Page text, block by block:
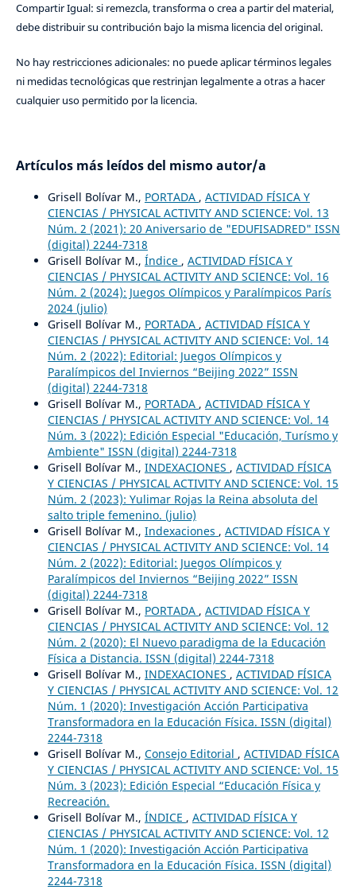
Compartir Igual: si remezcla, transforma o crea a partir del material,
debe distribuir su contribución bajo la misma licencia del original.
No hay restricciones adicionales: no puede aplicar términos legales
ni medidas tecnológicas que restrinjan legalmente a otras a hacer
cualquier uso permitido por la licencia.
Artículos más leídos del mismo autor/a
Grisell Bolívar M., PORTADA , ACTIVIDAD FÍSICA Y
CIENCIAS / PHYSICAL ACTIVITY AND SCIENCE: Vol. 13
Núm. 2 (2021): 20 Aniversario de "EDUFISADRED" ISSN
(digital) 2244-7318
Grisell Bolívar M., Índice , ACTIVIDAD FÍSICA Y
CIENCIAS / PHYSICAL ACTIVITY AND SCIENCE: Vol. 16
Núm. 2 (2024): Juegos Olímpicos y Paralímpicos París
2024 (julio)
Grisell Bolívar M., PORTADA , ACTIVIDAD FÍSICA Y
CIENCIAS / PHYSICAL ACTIVITY AND SCIENCE: Vol. 14
Núm. 2 (2022): Editorial: Juegos Olímpicos y
Paralímpicos del Inviernos “Beijing 2022” ISSN
(digital) 2244-7318
Grisell Bolívar M., PORTADA , ACTIVIDAD FÍSICA Y
CIENCIAS / PHYSICAL ACTIVITY AND SCIENCE: Vol. 14
Núm. 3 (2022): Edición Especial "Educación, Turísmo y
Ambiente" ISSN (digital) 2244-7318
Grisell Bolívar M., INDEXACIONES , ACTIVIDAD FÍSICA
Y CIENCIAS / PHYSICAL ACTIVITY AND SCIENCE: Vol. 15
Núm. 2 (2023): Yulimar Rojas la Reina absoluta del
salto triple femenino. (julio)
Grisell Bolívar M., Indexaciones , ACTIVIDAD FÍSICA Y
CIENCIAS / PHYSICAL ACTIVITY AND SCIENCE: Vol. 14
Núm. 2 (2022): Editorial: Juegos Olímpicos y
Paralímpicos del Inviernos “Beijing 2022” ISSN
(digital) 2244-7318
Grisell Bolívar M., PORTADA , ACTIVIDAD FÍSICA Y
CIENCIAS / PHYSICAL ACTIVITY AND SCIENCE: Vol. 12
Núm. 2 (2020): El Nuevo paradigma de la Educación
Física a Distancia. ISSN (digital) 2244-7318
Grisell Bolívar M., INDEXACIONES , ACTIVIDAD FÍSICA
Y CIENCIAS / PHYSICAL ACTIVITY AND SCIENCE: Vol. 12
Núm. 1 (2020): Investigación Acción Participativa
Transformadora en la Educación Física. ISSN (digital)
2244-7318
Grisell Bolívar M., Consejo Editorial , ACTIVIDAD FÍSICA
Y CIENCIAS / PHYSICAL ACTIVITY AND SCIENCE: Vol. 15
Núm. 3 (2023): Edición Especial “Educación Física y
Recreación.
Grisell Bolívar M., ÍNDICE , ACTIVIDAD FÍSICA Y
CIENCIAS / PHYSICAL ACTIVITY AND SCIENCE: Vol. 12
Núm. 1 (2020): Investigación Acción Participativa
Transformadora en la Educación Física. ISSN (digital)
2244-7318